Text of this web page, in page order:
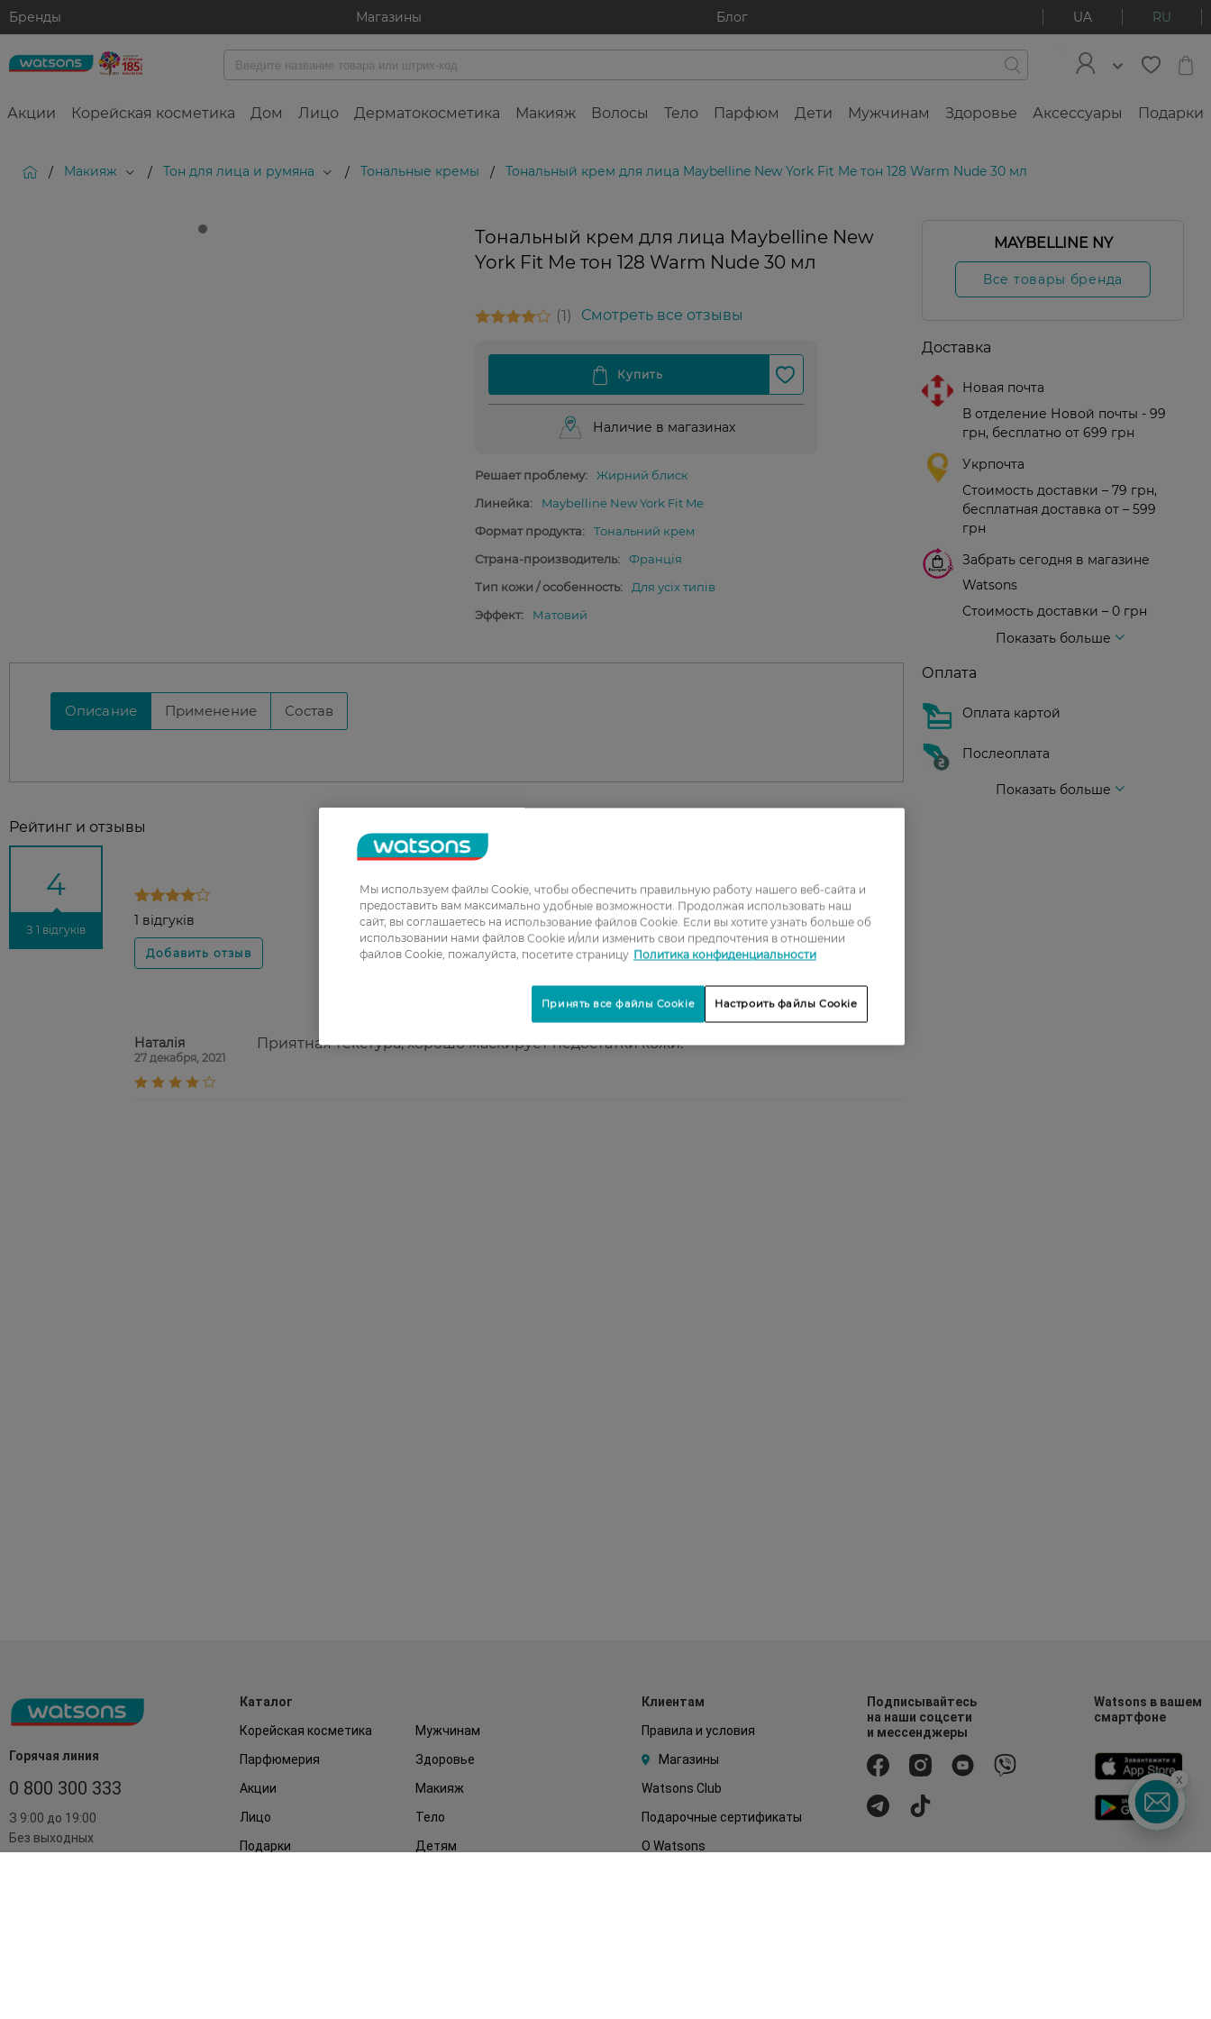
Бренды Магазины Блог UA RU
Акции Корейская косметика Дом Лицо Дерматокосметика Макияж Волосы Тело Парфюм Дети Мужчинам Здоровье Аксессуары Подарки
/ Макияж / Тон для лица и румяна / Тональные кремы / Тональный крем для лица Maybelline New York Fit Me тон 128 Warm Nude 30 мл
Тональный крем для лица Maybelline New
York Fit Me тон 128 Warm Nude 30 мл
1 Смотреть все отзывы
Наличие в магазинах
Решает проблему:
Жирний блиск
Линейка:
Maybelline New York Fit Me
Формат продукта:
Тональний крем
Страна-производитель:
Франція
Тип кожи / особенность:
Для усіх типів
Эффект:
Матовий
Описание Применение Состав
Рейтинг и отзывы
4
З 1 відгуків
1 відгуків
2
3
4
5
Наталія
27 декабря, 2021
Приятная текстура, хорошо маскирует недостатки кожи.
MAYBELLINE NY
Все товары бренда
Доставка
Новая почта
В отделение Новой почты - 99
грн, бесплатно от 699 грн
Укрпочта
Стоимость доставки – 79 грн,
бесплатная доставка от – 599
грн
Забрать сегодня в магазине
Watsons
Стоимость доставки – 0 грн
Показать больше
Оплата
Оплата картой
Послеоплата
Показать больше
Горячая линия
0 800 300 333
З 9:00 до 19:00
Без выходных
Каталог
Корейская косметика
Мужчинам
Парфюмерия
Здоровье
Акции
Макияж
Лицо
Тело
Подарки
Детям
Клиентам
Правила и условия
Магазины
Watsons Club
Подарочные сертификаты
О Watsons
Подписывайтесь
на наши соцсети
и мессенджеры
Watsons в вашем
смартфоне
x
Мы используем файлы Cookie, чтобы обеспечить правильную работу нашего веб-сайта и
предоставить вам максимально удобные возможности. Продолжая использовать наш
сайт, вы соглашаетесь на использование файлов Cookie. Если вы хотите узнать больше об
использовании нами файлов Cookie и/или изменить свои предпочтения в отношении
файлов Cookie, пожалуйста, посетите страницу Политика конфиденциальности
Настроить файлы Cookie
Принять все файлы Cookie